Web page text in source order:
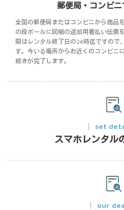
郵便局・コンビ
全国の郵便局またはコンビニから商品
の段ボールに同梱の返却用着払い伝票
限はレンタル終了日の24時迄ですので
す。今いる場所からお近くのコンビニ
続きが完了します。
set
スマホレンタル
our